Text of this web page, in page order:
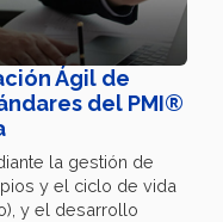
Ágil de
del PMI®
la gestión de
y el ciclo de vida
y el desarrollo